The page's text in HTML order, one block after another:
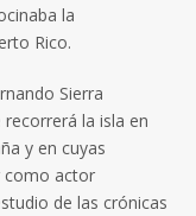
la
Rico.
Sierra
la isla en
y en cuyas
como actor
de las crónicas